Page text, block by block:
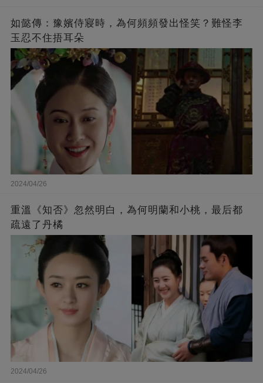
如懿傳：豫嬪侍寢時，為何頻頻發出怪笑？難怪李
玉忍不住捂耳朵
2024/04/26
重溫《知否》忽然明白，為何明蘭和小桃，最后都
疏遠了丹橘
2024/04/26